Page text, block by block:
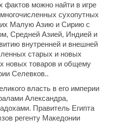
фактов можно найти в игре
сухопутных
Малую Азию и Сирию с
Средней Азией, Индией и
внутренней и внешней
старых и новых
новых товаров и общему
Селевков..
власть в его империи
Александра,
Правитель Египта
регенту Македонии